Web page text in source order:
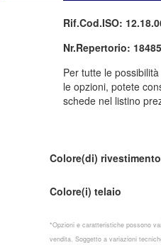
Rif.Cod.ISO:
Nr.Repertorio:
Per tutte le
le opzioni, potete
schede nel listino
Colore(di) rivestimento
Colore(i) telaio
*Opzioni e caratteristiche possono
vendita. Soggetto a variazioni